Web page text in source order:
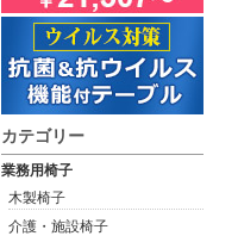
カテゴリー
業務用椅子
木製椅子
介護・施設椅子